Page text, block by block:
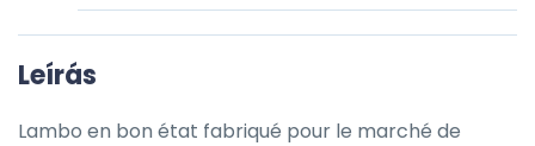
Leírás
Lambo en bon état fabriqué pour le marché de